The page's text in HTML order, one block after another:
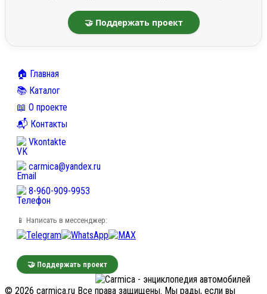
🤝 Поддержать проект
🏠 Главная
📚 Каталог
📖 О проекте
📬 Контакты
Vkontakte
carmica@yandex.ru
8-960-909-9953
📱 Написать в мессенджер:
🤝 Поддержать проект
© 2026 carmica.ru Все права защищены. Мы рады, если вы